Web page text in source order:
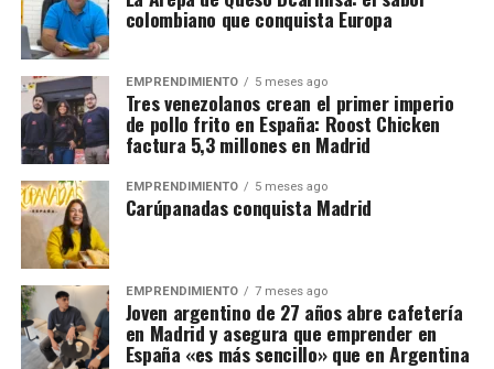
colombiano que conquista Europa
EMPRENDIMIENTO 5 meses ago
Tres venezolanos crean el primer imperio
de pollo frito en España: Roost Chicken
factura 5,3 millones en Madrid
EMPRENDIMIENTO 5 meses ago
Carúpanadas conquista Madrid
EMPRENDIMIENTO 7 meses ago
Joven argentino de 27 años abre cafetería
en Madrid y asegura que emprender en
España «es más sencillo» que en Argentina